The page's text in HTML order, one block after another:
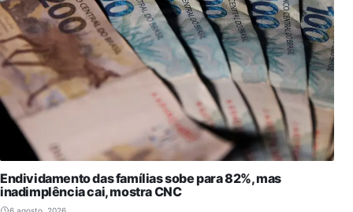
Endividamento das famílias sobe para 82%, mas
inadimplência cai, mostra CNC